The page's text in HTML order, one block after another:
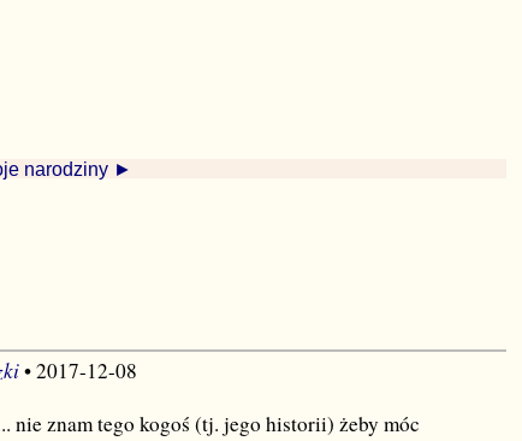
narodziny ►
• 2017-12-08
nie znam tego kogoś (tj. jego historii) żeby móc